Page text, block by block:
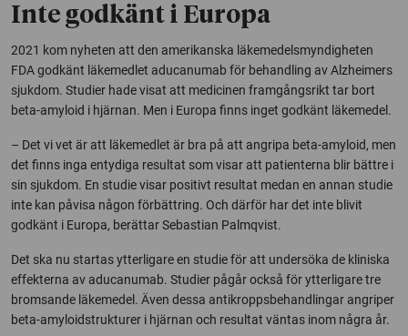
Inte godkänt i Europa
2021 kom nyheten att den amerikanska läkemedelsmyndigheten
FDA godkänt läkemedlet aducanumab för behandling av Alzheimers
sjukdom. Studier hade visat att medicinen framgångsrikt tar bort
beta-amyloid i hjärnan. Men i Europa finns inget godkänt läkemedel.
– Det vi vet är att läkemedlet är bra på att angripa beta-amyloid, men
det finns inga entydiga resultat som visar att patienterna blir bättre i
sin sjukdom. En studie visar positivt resultat medan en annan studie
inte kan påvisa någon förbättring. Och därför har det inte blivit
godkänt i Europa, berättar Sebastian Palmqvist.
Det ska nu startas ytterligare en studie för att undersöka de kliniska
effekterna av aducanumab. Studier pågår också för ytterligare tre
bromsande läkemedel. Även dessa antikroppsbehandlingar angriper
beta-amyloidstrukturer i hjärnan och resultat väntas inom några år.